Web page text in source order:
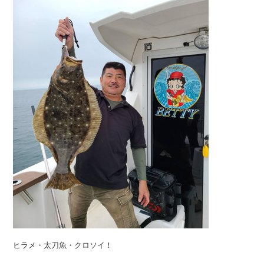
ヒラメ・太刀魚・クロソイ！